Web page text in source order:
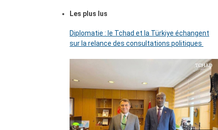
Les plus lus
Diplomatie : le Tchad et la Türkiye échangent
sur la relance des consultations politiques